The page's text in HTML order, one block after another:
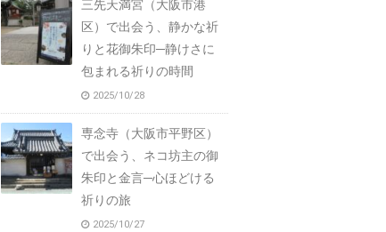
三先天満宮（大阪市港
区）で出会う、静かな祈
りと花御朱印─静けさに
包まれる祈りの時間
2025/10/28
専念寺（大阪市平野区）
で出会う、ネコ坊主の御
朱印と金言─心ほどける
祈りの旅
2025/10/27